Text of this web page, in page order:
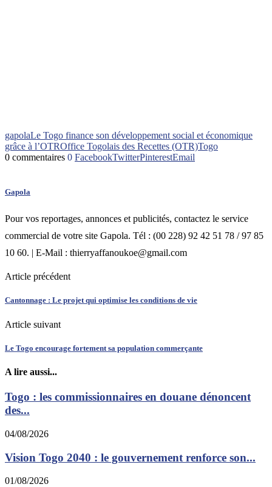
gapolaLe Togo finance son développement social et économique
grâce à l’OTROffice Togolais des Recettes (OTR)Togo
0 commentaires 0 FacebookTwitterPinterestEmail
Gapola
Pour vos reportages, annonces et publicités, contactez le service
commercial de votre site Gapola. Tél : (00 228) 92 42 51 78 / 97 85
10 60. | E-Mail : thierryaffanoukoe@gmail.com
Article précédent
Cantonnage : Le projet qui optimise les conditions de vie
Article suivant
Le Togo encourage fortement sa population commerçante
A lire aussi...
Togo : les commissionnaires en douane dénoncent
des...
04/08/2026
Vision Togo 2040 : le gouvernement renforce son...
01/08/2026